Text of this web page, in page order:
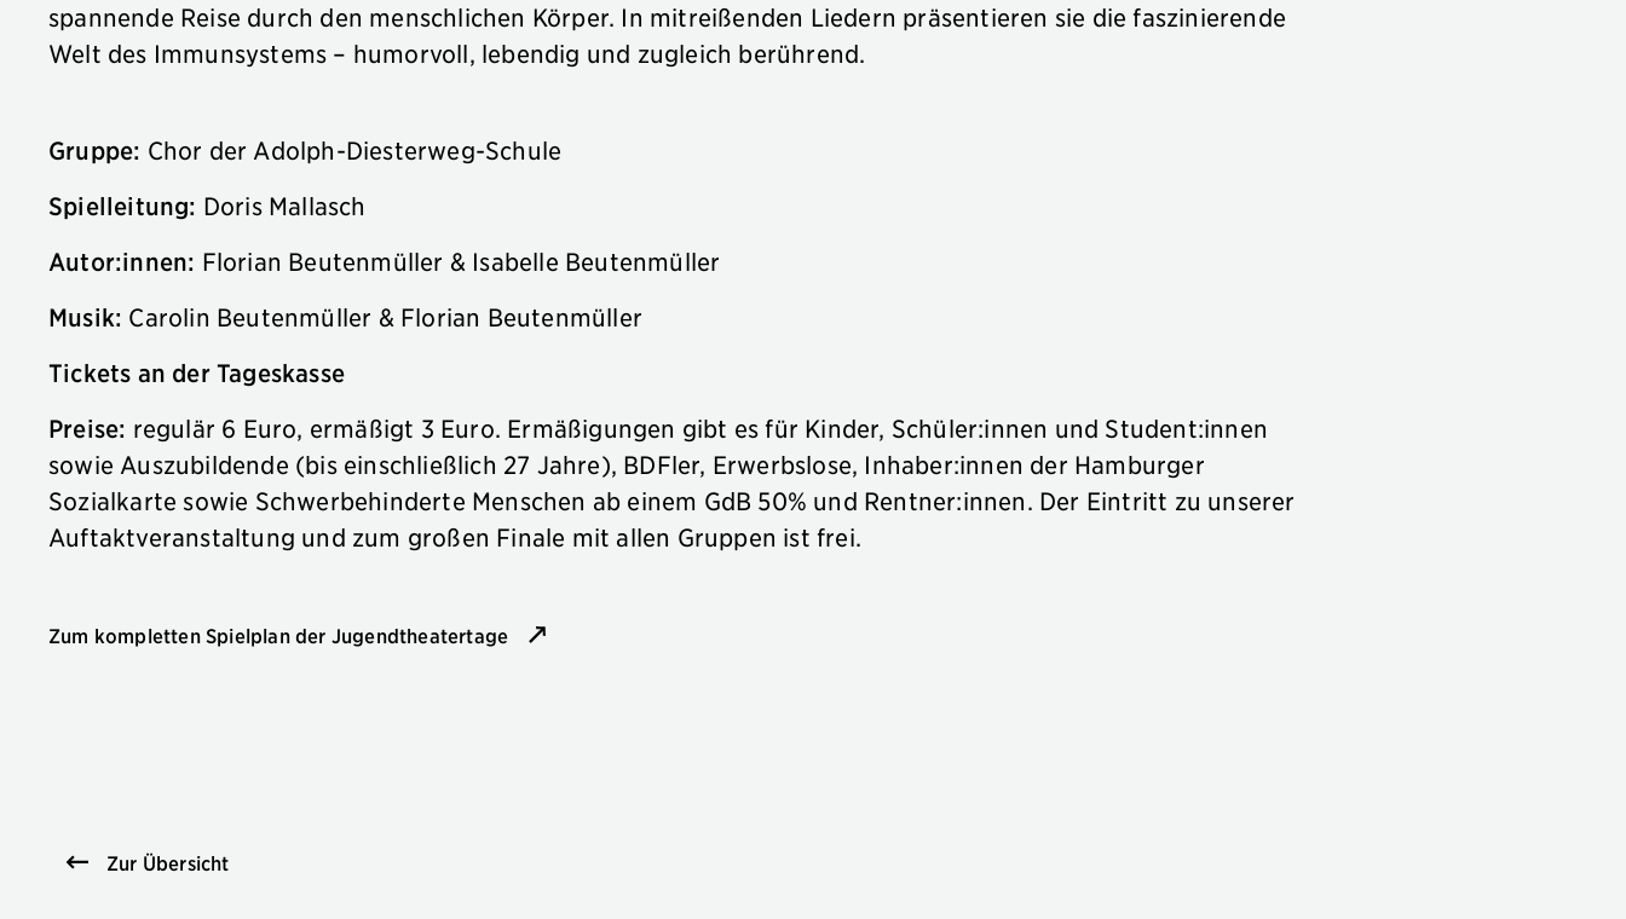
spannende Reise durch den menschlichen Körper. In mitreißenden Liedern präsentieren sie die faszinierende
Welt des Immunsystems – humorvoll, lebendig und zugleich berührend.
Gruppe: Chor der Adolph-Diesterweg-Schule
Spielleitung: Doris Mallasch
Autor:innen: Florian Beutenmüller & Isabelle Beutenmüller
Musik: Carolin Beutenmüller & Florian Beutenmüller
Tickets an der Tageskasse
Preise: regulär 6 Euro, ermäßigt 3 Euro. Ermäßigungen gibt es für Kinder, Schüler:innen und Student:innen
sowie Auszubildende (bis einschließlich 27 Jahre), BDFler, Erwerbslose, Inhaber:innen der Hamburger
Sozialkarte sowie Schwerbehinderte Menschen ab einem GdB 50% und Rentner:innen. Der Eintritt zu unserer
Auftaktveranstaltung und zum großen Finale mit allen Gruppen ist frei.
Zum kompletten Spielplan der Jugendtheatertage
Zur Übersicht